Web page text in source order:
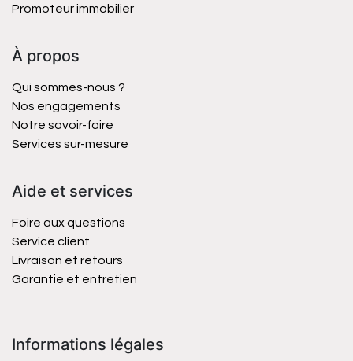
Promoteur immobilier
À propos
Qui sommes-nous ?
Nos engagements
Notre savoir-faire
Services sur-mesure
Aide et services
Foire aux questions
Service client
Livraison et retours
Garantie et entretien
Informations légales